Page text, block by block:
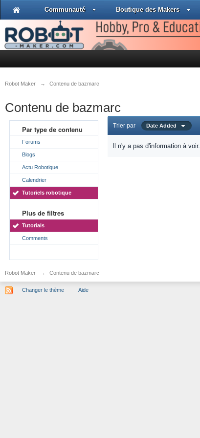
Communauté Boutique des Makers
Robot Maker → Contenu de bazmarc
Contenu de bazmarc
Par type de contenu
Forums
Blogs
Actu Robotique
Calendrier
Tutoriels robotique
Plus de filtres
Tutorials
Comments
Trier par Date Added
Il n'y a pas d'information à voir.
Robot Maker → Contenu de bazmarc
Changer le thème Aide